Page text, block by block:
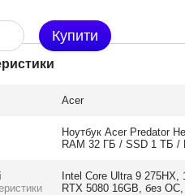
Купити
Acer
Ноутбук Acer Predator
RAM 32 ГБ / SSD 1 ТБ /
Intel Core Ultra 9
RTX 5080 16GB, без